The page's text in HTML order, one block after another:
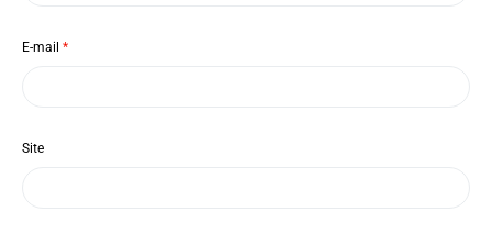
E-mail *
Site